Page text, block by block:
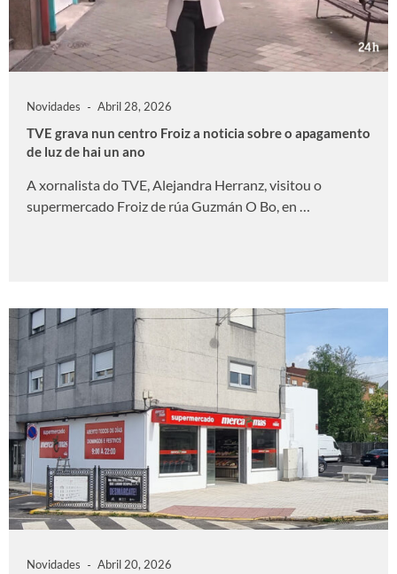
Novidades Abril 28, 2026
TVE grava nun centro Froiz a noticia sobre o apagamento
de luz de hai un ano
A xornalista do TVE, Alejandra Herranz, visitou o
supermercado Froiz de rúa Guzmán O Bo, en …
Novidades Abril 20, 2026